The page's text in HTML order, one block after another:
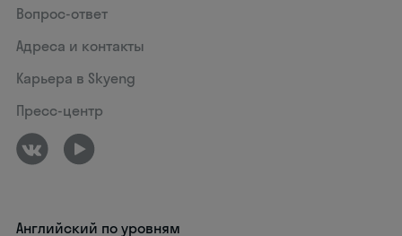
Вопрос-ответ
Адреса и контакты
Карьера в Skyeng
Пресс-центр
Английский по уровням